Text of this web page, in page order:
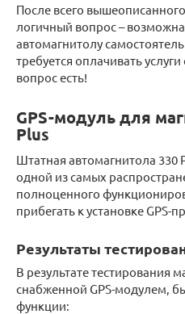
После всего
логичный вопрос –
автомагнитолу
требуется оплачивать
вопрос есть!
GPS-модуль для
Plus
Штатная автомагнитола 330
одной из самых
полноценного
прибегать к установке GPS-
Результаты
В результате тестирования
снабженной GPS-модулем,
функции: